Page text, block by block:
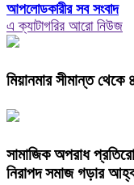
আপলোডকারীর সব সংবাদ
এ ক্যাটাগরির আরো নিউজ
মিয়ানমার সীমান্ত
সামাজিক অপরাধ
নিরাপদ সমাজ গড়ার